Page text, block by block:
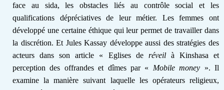
face au sida, les obstacles liés au contrôle social et les
qualifications dépréciatives de leur métier. Les femmes ont
développé une certaine éthique qui leur permet de travailler dans
la discrétion.Et Jules Kassay développe aussi des stratégies des
acteurs dans son article « Eglises de réveilà Kinshasa et
perception des offrandes et dîmes par « Mobile money ». Il
examine la manière suivant laquelle les opérateurs religieux,